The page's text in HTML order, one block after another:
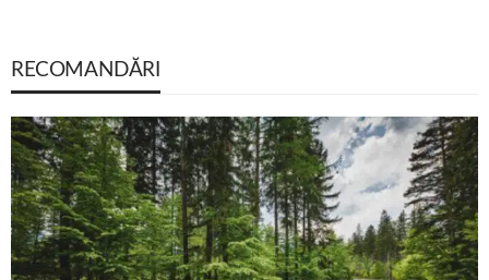
RECOMANDĂRI